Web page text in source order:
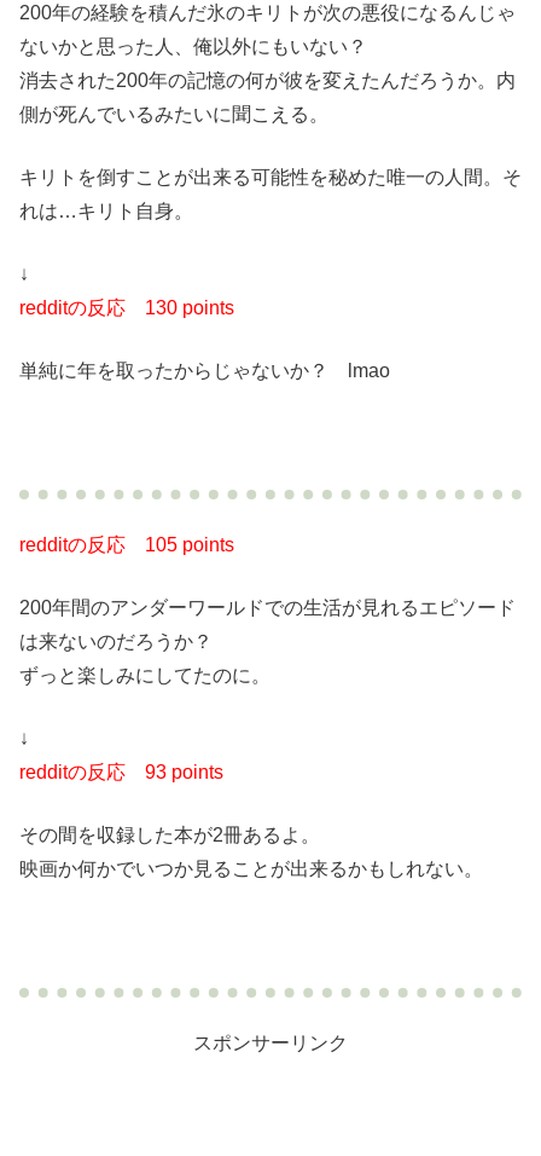
200年の経験を積んだ氷のキリトが次の悪役になるんじゃ
ないかと思った人、俺以外にもいない？
消去された200年の記憶の何が彼を変えたんだろうか。内
側が死んでいるみたいに聞こえる。
キリトを倒すことが出来る可能性を秘めた唯一の人間。そ
れは…キリト自身。
↓
redditの反応 130 points
単純に年を取ったからじゃないか？ lmao
redditの反応 105 points
200年間のアンダーワールドでの生活が見れるエピソード
は来ないのだろうか？
ずっと楽しみにしてたのに。
↓
redditの反応 93 points
その間を収録した本が2冊あるよ。
映画か何かでいつか見ることが出来るかもしれない。
スポンサーリンク